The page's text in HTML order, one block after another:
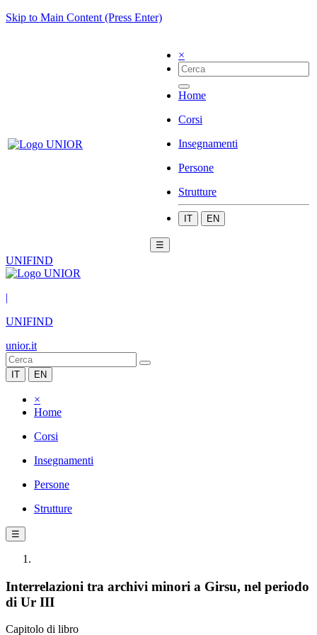
Skip to Main Content (Press Enter)
×
Home
Corsi
Insegnamenti
Persone
Strutture
IT EN
☰
UNIFIND
|
UNIFIND
unior.it
IT EN
×
Home
Corsi
Insegnamenti
Persone
Strutture
☰
Interrelazioni tra archivi minori a Girsu, nel periodo
di Ur III
Capitolo di libro